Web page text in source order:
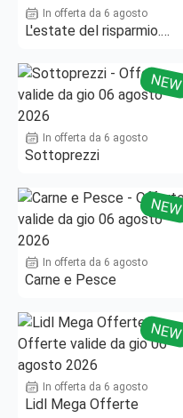
In offerta da 6 agosto
L'estate del risparmio.
NEW
In offerta da 6 agosto
Sottoprezzi
NEW
In offerta da 6 agosto
Carne e Pesce
NEW
In offerta da 6 agosto
Lidl Mega Offerte